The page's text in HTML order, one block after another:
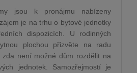
jsou k pronájmu nabízeny
je na trhu o bytové jednotky
dispozicích. U rodinných
plochou přizvěte na radu
zda není možné dům rozdělit na
jednotek. Samozřejmostí je